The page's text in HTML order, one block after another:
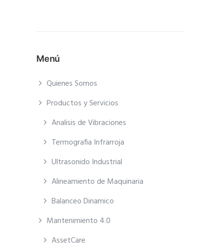
Menú
Quienes Somos
Productos y Servicios
Analisis de Vibraciones
Termografia Infrarroja
Ultrasonido Industrial
Alineamiento de Maquinaria
Balanceo Dinamico
Mantenimiento 4.0
AssetCare